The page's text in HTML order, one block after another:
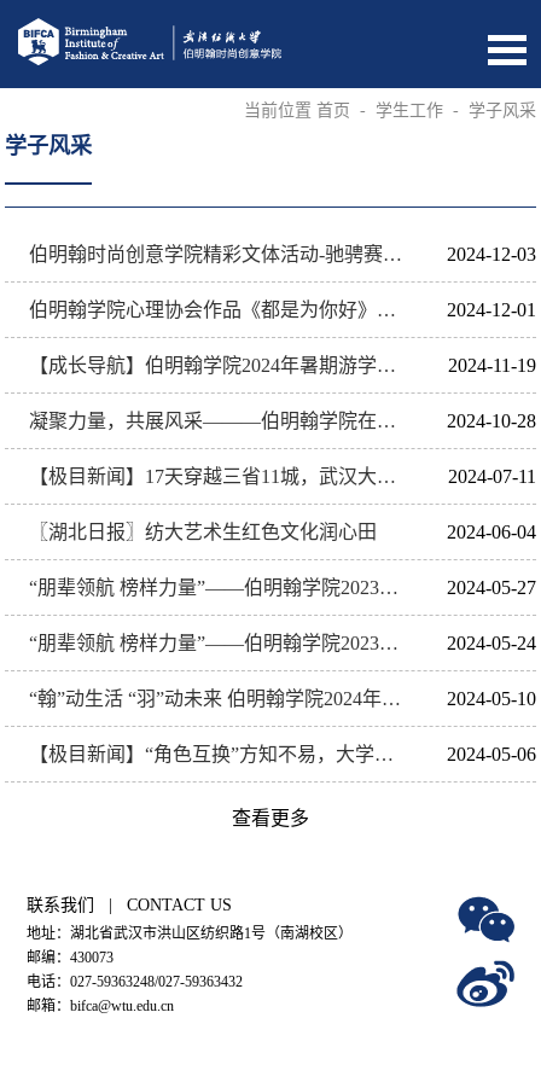
学子风采
当前位置 首页 - 学生工作 - 学子风采
伯明翰时尚创意学院精彩文体活动-驰骋赛场，青春飞扬 2024-12-03
伯明翰学院心理协会作品《都是为你好》荣获 “悦享青春，我心向阳”校园心理情景剧比赛一等奖 2024-12-01
【成长导航】伯明翰学院2024年暑期游学分享会 2024-11-19
凝聚力量，共展风采———伯明翰学院在全校拔河比赛中勇获佳绩 2024-10-28
【极目新闻】17天穿越三省11城，武汉大学生骑行1625公里回家过暑假 2024-07-11
〖湖北日报〗纺大艺术生红色文化润心田 2024-06-04
“朋辈领航 榜样力量”——伯明翰学院2023届毕业生就业经验分享会 2024-05-27
“朋辈领航 榜样力量”——伯明翰学院2023届毕业生考研升学经验分享会 2024-05-24
“翰”动生活 “羽”动未来 伯明翰学院2024年羽毛球比赛圆满落幕 2024-05-10
【极目新闻】“角色互换”方知不易，大学生体验学校后勤工作 2024-05-06
查看更多
联系我们 | CONTACT US
地址：湖北省武汉市洪山区纺织路1号（南湖校区）
邮编：430073
电话：027-59363248/027-59363432
邮箱：bifca@wtu.edu.cn